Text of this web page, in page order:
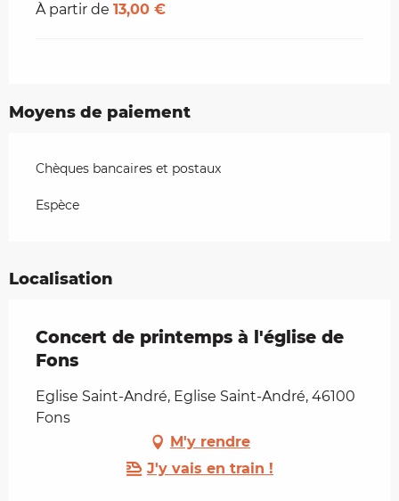
À partir de 13,00 €
Moyens de paiement
Chèques bancaires et postaux
Espèce
Localisation
Concert de printemps à l'église de
Fons
Eglise Saint-André, Eglise Saint-André, 46100
Fons
M'y rendre
J'y vais en train !